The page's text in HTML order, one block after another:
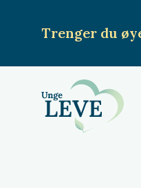
Trenger du